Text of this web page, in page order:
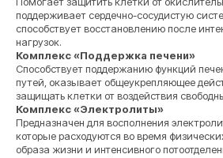
поддерживает сердечно-сосудистую
способствует восстановлению после
нагрузок.
Комплекс «Поддержка печени»
Способствует поддержанию функций
путей, оказывает общеукрепляющее
защищать клетки от воздействия
Комплекс «Электролиты»
Предназначен для восполнения
которые расходуются во время
образа жизни и интенсивного